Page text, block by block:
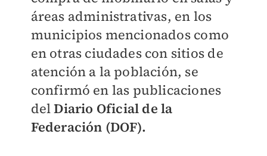
áreas administrativas, en los
municipios mencionados como
en otras ciudades con sitios de
atención a la población, se
confirmó en las publicaciones
delDiario Oficial de la
Federación (DOF).